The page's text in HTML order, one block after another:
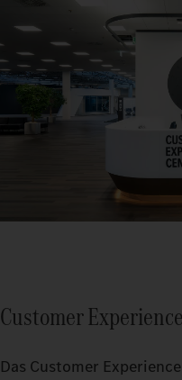
Customer
Das Customer